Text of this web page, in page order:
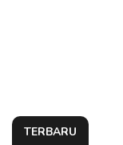
TERBARU